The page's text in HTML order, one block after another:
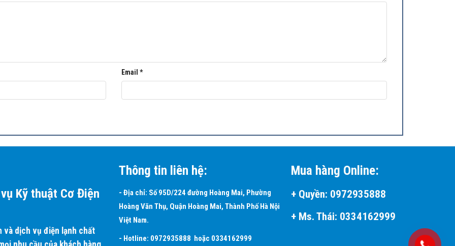
do gió lùa gây ra.
bảo tính thẩm mỹ khi nhiều thiết bị được lắp đặt trong cùng một không gian.
Email *
Kỹ thuật Cơ Điện
và dịch vụ điện lạnh chất
Thông tin liên hệ:
- Địa chỉ: Số 95D/224 đường Hoàng Mai, Phường
Hoàng Văn Thụ, Quận Hoàng Mai, Thành Phố Hà Nội
Việt Nam.
- Hotline: 0972935888 hoặc 0334162999
Mua hàng Online:
+ Quyền: 0972935888
+ Ms. Thái: 0334162999